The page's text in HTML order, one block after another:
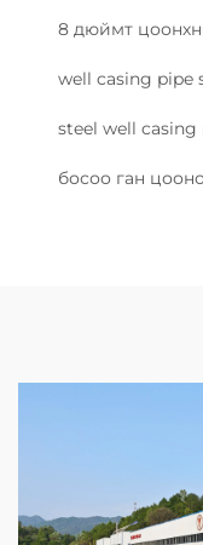
8 дюймт
well casing pipe
steel well casing
босоо ган